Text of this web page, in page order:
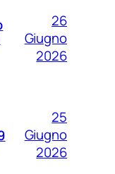
26
Giugno
2026
25
Giugno
2026